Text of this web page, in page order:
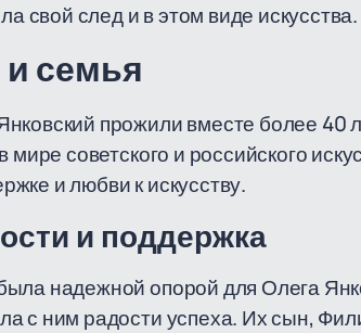
свой след и в этом виде искусства.
семья
прожили вместе более 40
мире советского и российского
и любви к искусству.
и поддержка
надежной опорой для Олега
с ним радости успеха. Их сын,